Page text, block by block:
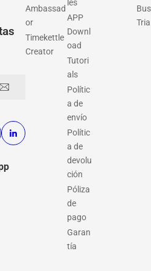
Ambassad
or
Timekettle
Creator
les
APP
Downl
oad
Tutori
als
Polític
a de
envío
Polític
a de
devolu
ción
Póliza
de
pago
Garan
tía